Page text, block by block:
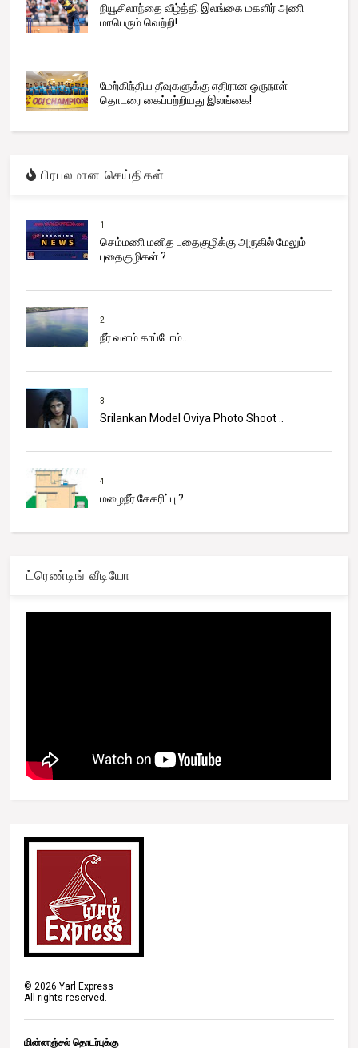
நியூசிலாந்தை வீழ்த்தி இலங்கை மகளிர் அணி
மாபெரும் வெற்றி!
மேற்கிந்திய தீவுகளுக்கு எதிரான ஒருநாள்
தொடரை கைப்பற்றியது இலங்கை!
பிரபலமான செய்திகள்
1
செம்மணி மனித புதைகுழிக்கு அருகில் மேலும்
புதைகுழிகள் ?
2
நீர் வளம் காப்போம்..
3
Srilankan Model Oviya Photo Shoot ..
4
மழைநீர் சேகரிப்பு ?
ட்ரெண்டிங் வீடியோ
©2026 Yarl Express
All rights reserved.
மின்னஞ்சல் தொடர்புக்கு